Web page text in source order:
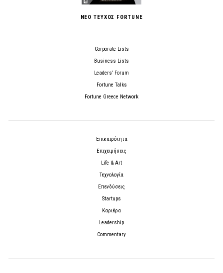
ΝΕΟ ΤΕΥΧΟΣ FORTUNE
Corporate Lists
Business Lists
Leaders’ Forum
Fortune Talks
Fortune Greece Network
Επικαιρότητα
Επιχειρήσεις
Life & Art
Τεχνολογία
Επενδύσεις
Startups
Καριέρα
Leadership
Commentary